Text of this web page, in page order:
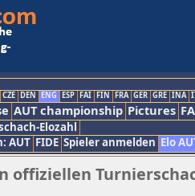
CZE DEN ENG ESP FAI FIN FRA GER GRE INA
AUT championship Pictures
Elozahl
AUT FIDE Spieler anmelden Elo
offiziellen